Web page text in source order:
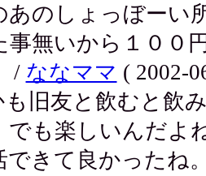
あのしょっぼーい
事無いから１００
/ ななママ ( 2002-
旧友と飲むと飲
でも楽しいんだよ
できて良かったね